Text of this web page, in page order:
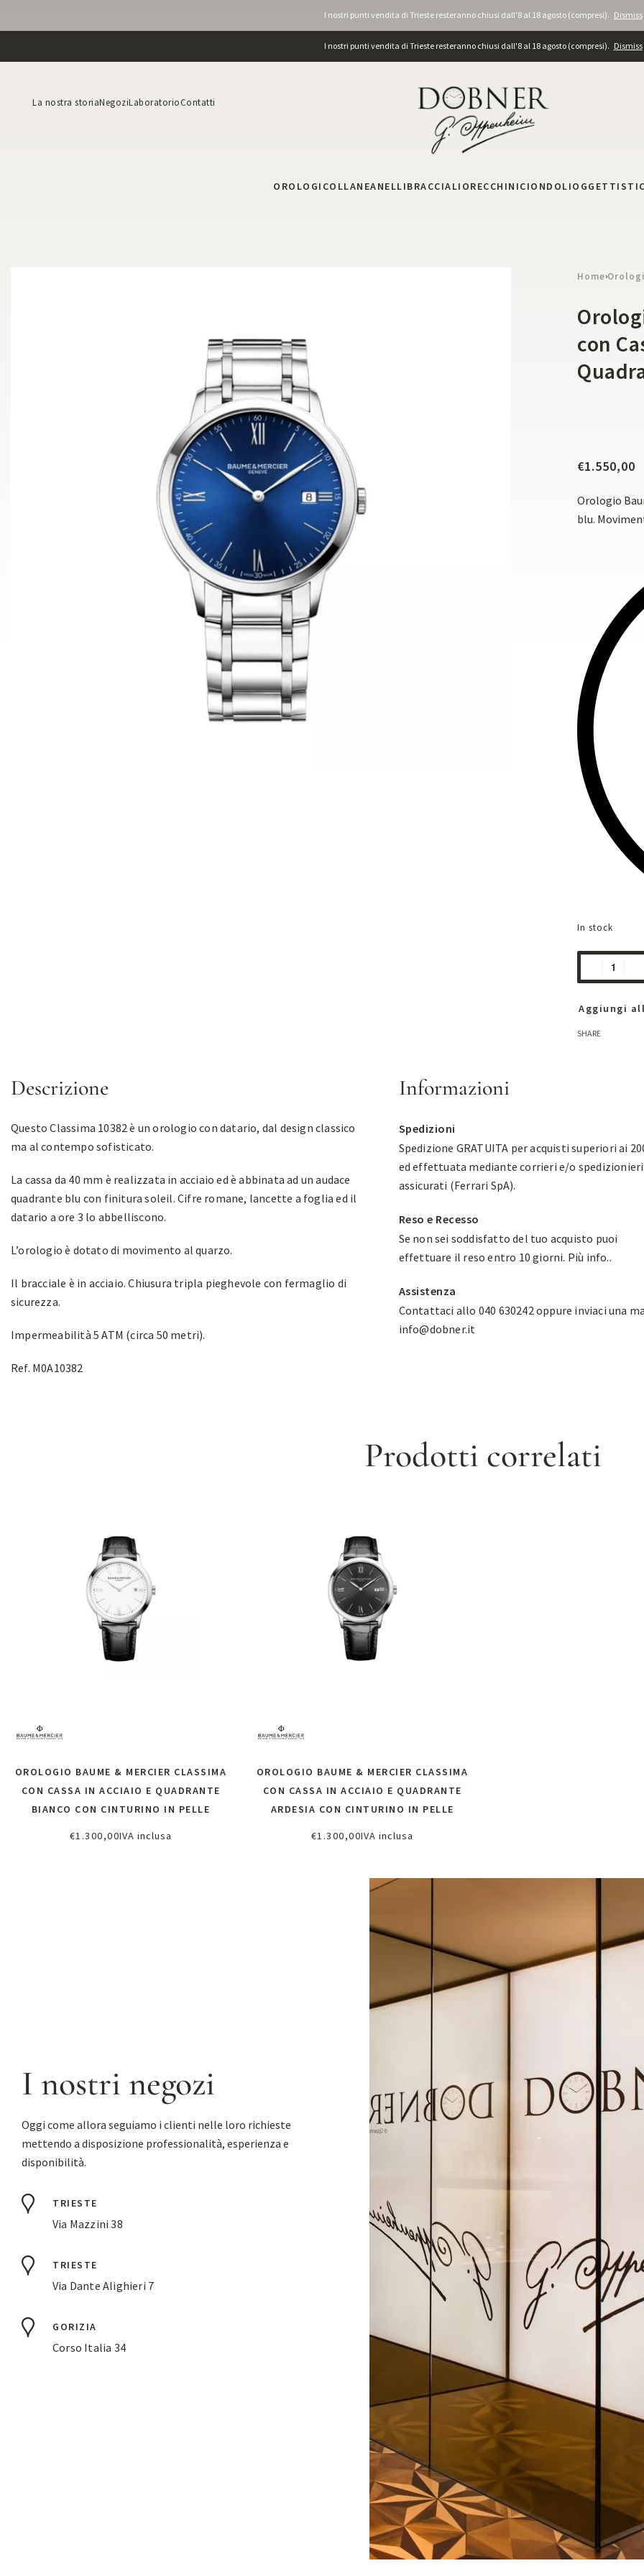
I nostri punti vendita di Trieste resteranno chiusi dall'8 al 18 agosto (compresi). Dismiss
I nostri punti vendita di Trieste resteranno chiusi dall'8 al 18 agosto (compresi). Dismiss
La nostra storiaNegoziLaboratorioContatti
OROLOGI COLLANEANELLIBRACCIALI ORECCHINICIONDOLI
Home›
con
€1.550,00
Orologio
blu.
In stock
Aggiungi
SHARE
Descrizione
Questo Classima 10382 è un orologio con datario, dal design classico
ma al contempo sofisticato.
La cassa da 40 mm è realizzata in acciaio ed è abbinata ad un audace
quadrante blu con finitura soleil. Cifre romane, lancette a foglia ed il
datario a ore 3 lo abbelliscono.
L’orologio è dotato di movimento al quarzo.
Il bracciale è in acciaio. Chiusura tripla pieghevole con fermaglio di
sicurezza.
Impermeabilità 5 ATM (circa 50 metri).
Ref. M0A10382
Informazioni
Spedizioni
Spedizione GRATUITA per acquisti superiori ai
ed effettuata mediante corrieri e/o spedizionieri
assicurati (Ferrari SpA).
Reso e Recesso
Se non sei soddisfatto del tuo acquisto puoi
effettuare il reso entro 10 giorni. Più info..
Assistenza
Contattaci allo 040 630242 oppure inviaci una
info@dobner.it
Prodotti correlati
OROLOGIO BAUME & MERCIER CLASSIMA
CON CASSA IN ACCIAIO E QUADRANTE
BIANCO CON CINTURINO IN PELLE
€1.300,00IVA inclusa
OROLOGIO BAUME & MERCIER CLASSIMA
CON CASSA IN ACCIAIO E QUADRANTE
ARDESIA CON CINTURINO IN PELLE
€1.300,00IVA inclusa
I nostri negozi
Oggi come allora seguiamo i clienti nelle loro richieste
mettendo a disposizione professionalità, esperienza e
disponibilità.
TRIESTE
Via Mazzini 38
TRIESTE
Via Dante Alighieri 7
GORIZIA
Corso Italia 34